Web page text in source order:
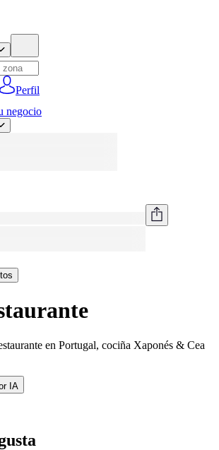
Perfil
negocio
en Portugal, cociña Xaponés & Cea
IA